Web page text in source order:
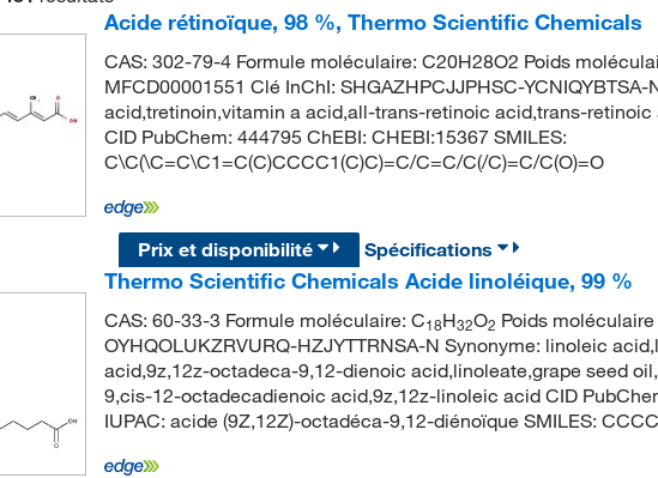
Acide rétinoïque, 98 %, Thermo Scientific Chemicals
CAS: 302-79-4 Formule moléculaire: C20H28O2 Poids
MFCD00001551 Clé InChI: SHGAZHPCJJPHSC-
acid,tretinoin,vitamin a acid,all-trans-retinoic acid,trans-
CID PubChem: 444795 ChEBI: CHEBI:15367 SMILES:
C\C(\C=C\C1=C(C)CCCC1(C)C)=C/C=C/C(/C)=C/C(O)=O
Prix et disponibilité
Spécifications
Thermo Scientific Chemicals Acide linoléique, 99 %
CAS: 60-33-3 Formule moléculaire: C18H32O2 Poids
OYHQOLUKZRVURQ-HZJYTTRNSA-N Synonyme: linoleic
acid,9z,12z-octadeca-9,12-dienoic acid,linoleate,grape seed
9,cis-12-octadecadienoic acid,9z,12z-linoleic acid CID
IUPAC: acide (9Z,12Z)-octadéca-9,12-diénoïque SMILES: